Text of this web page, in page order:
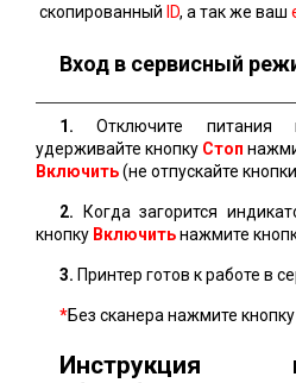
скопированный ID, а так же ваш
Вход в сервисный
1. Отключите питания
удерживайте кнопку Стоп
Включить(не отпускайте
2. Когда загорится
кнопку Включитьнажмите
3. Принтер готов к работе в
*Без сканера нажмите кнопку